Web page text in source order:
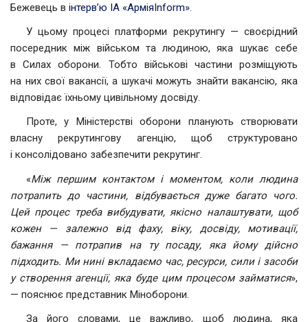
Бежевець в інтерв’ю ІА «АрміяInform».
У цьому процесі платформи рекрутингу — своєрідний
посередник між військом та людиною, яка шукає себе
в Силах оборони. Тобто військові частини розміщують
на них свої вакансії, а шукачі можуть знайти вакансію, яка
відповідає їхньому цивільному досвіду.
Проте, у Міністерстві оборони планують створювати
власну рекрутингову агенцію, щоб структуровано
і консолідовано забезпечити рекрутинг.
«Між першим контактом і моментом, коли людина
потрапить до частини, відбувається дуже багато чого.
Цей процес треба вибудувати, якісно налаштувати, щоб
кожен — залежно від фаху, віку, досвіду, мотивації,
бажання — потрапив на ту посаду, яка йому дійсно
підходить. Ми нині вкладаємо час, ресурси, сили і засоби
у створення агенції, яка буде цим процесом займатися»,
— пояснює представник Міноборони.
За його словами, це важливо, щоб людина, яка